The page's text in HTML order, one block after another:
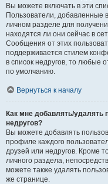
Вы можете включать в эти
Пользователи, добавленные
личном разделе для
находятся ли они сейчас в
Сообщения от этих
поддерживается стилем
в список недругов, то любые
по умолчанию.
Вернуться к началу
Как мне добавлять/удалять
недругов?
Вы можете добавлять
профиле каждого
друзей или недругов. Кроме
личного раздела,
можете также удалять
же странице.